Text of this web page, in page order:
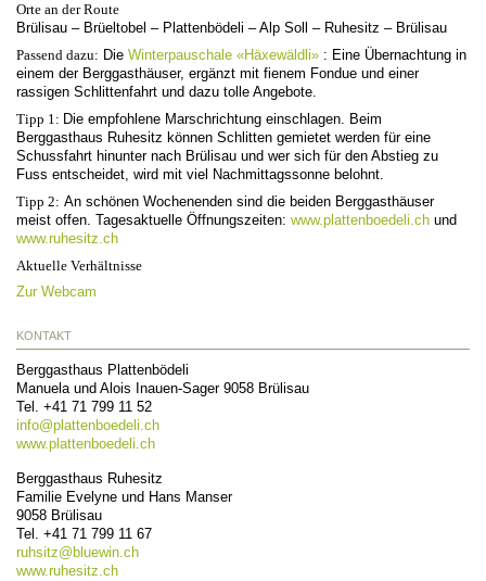
Orte an der Route
Brülisau – Brüeltobel – Plattenbödeli – Alp Soll – Ruhesitz – Brülisau
Passend dazu: Die Winterpauschale «Häxewäldli» : Eine Übernachtung in
einem der Berggasthäuser, ergänzt mit fienem Fondue und einer
rassigen Schlittenfahrt und dazu tolle Angebote.
Tipp 1: Die empfohlene Marschrichtung einschlagen. Beim
Berggasthaus Ruhesitz können Schlitten gemietet werden für eine
Schussfahrt hinunter nach Brülisau und wer sich für den Abstieg zu
Fuss entscheidet, wird mit viel Nachmittagssonne belohnt.
Tipp 2: An schönen Wochenenden sind die beiden Berggasthäuser
meist offen. Tagesaktuelle Öffnungszeiten: www.plattenboedeli.ch und
www.ruhesitz.ch
Aktuelle Verhältnisse
Zur Webcam
KONTAKT
Berggasthaus Plattenbödeli
Manuela und Alois Inauen-Sager 9058 Brülisau
Tel. +41 71 799 11 52
info@plattenboedeli.ch
www.plattenboedeli.ch
Berggasthaus Ruhesitz
Familie Evelyne und Hans Manser
9058 Brülisau
Tel. +41 71 799 11 67
ruhsitz@ bluewin.ch
www.ruhesitz.ch